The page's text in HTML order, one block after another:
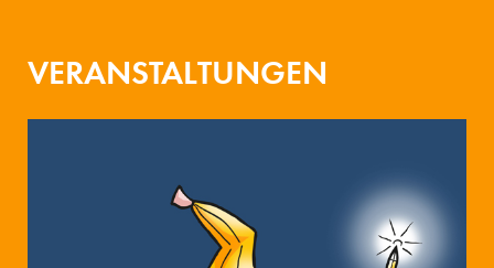
VERANSTALTUNGEN